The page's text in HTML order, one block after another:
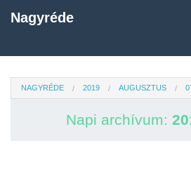
Nagyréde
NAGYRÉDE 2019 AUGUSZTUS
Napi archívum: